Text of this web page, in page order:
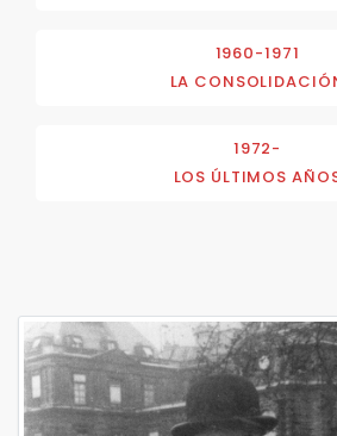
1960-1971
LA
1972-
LOS ÚLTIMOS